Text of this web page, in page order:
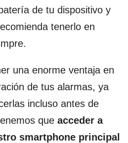
de tu dispositivo y
tenerlo en
una enorme ventaja en
de tus alarmas, ya
incluso antes de
que acceder a
smartphone principal